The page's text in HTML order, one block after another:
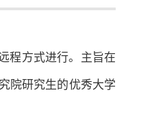
程方式进行。主旨在
院研究生的优秀大学